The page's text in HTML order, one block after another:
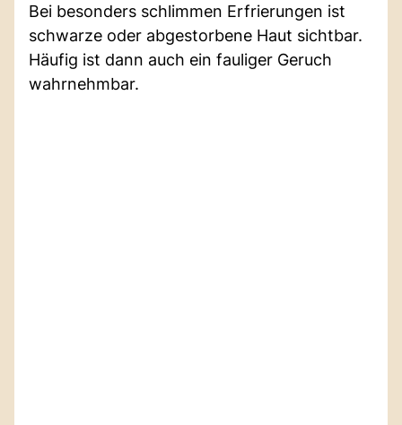
Bei besonders schlimmen Erfrierungen ist
schwarze oder abgestorbene Haut sichtbar.
Häufig ist dann auch ein fauliger Geruch
wahrnehmbar.